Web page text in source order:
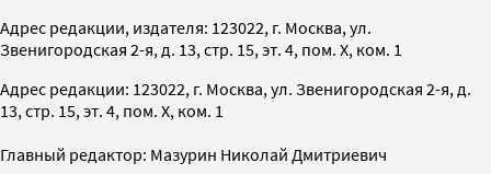
Адрес редакции, издателя: 123022, г. Москва, ул.
Звенигородская 2-я, д. 13, стр. 15, эт. 4, пом. X, ком. 1
Адрес редакции: 123022, г. Москва, ул. Звенигородская 2-я, д.
13, стр. 15, эт. 4, пом. X, ком. 1
Главный редактор: Мазурин Николай Дмитриевич